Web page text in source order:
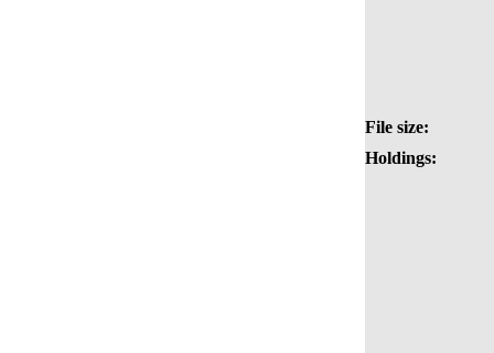
File size:
Holdings: